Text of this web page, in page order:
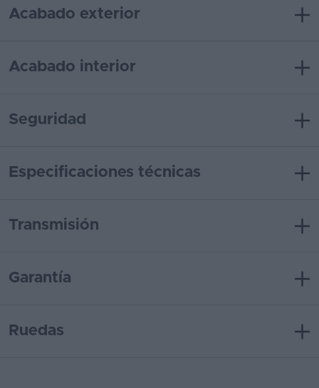
Acabado exterior
Acabado interior
Seguridad
Especificaciones técnicas
Transmisión
Garantía
Ruedas